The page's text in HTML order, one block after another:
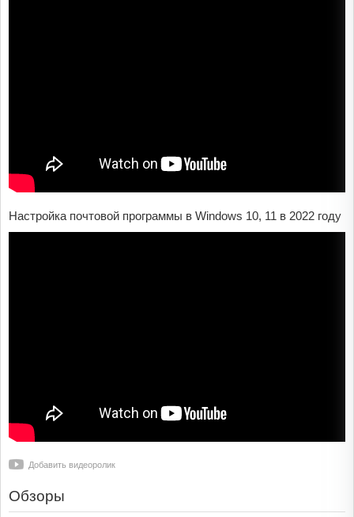
Настройка почтовой программы в Windows 10, 11 в 2022 году
Добавить видеоролик
Обзоры